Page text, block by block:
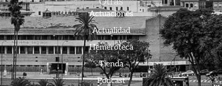
Actuaciones
Actualidad
Hemeroteca
Tienda
Podcast